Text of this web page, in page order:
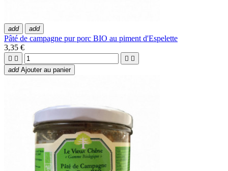
add add
Pâté de campagne pur porc BIO au piment d'Espelette
3,35 €
   
add Ajouter au panier